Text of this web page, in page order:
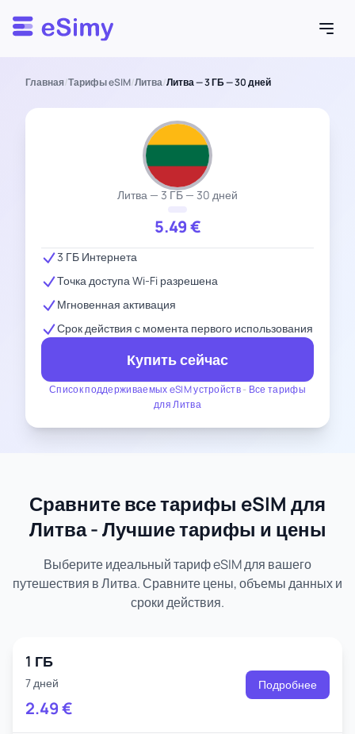
Esimy
Главная/Тарифы eSIM/Литва/Литва — 3 ГБ — 30 дней
Литва — 3 ГБ — 30 дней
5.49€
Список поддерживаемых eSIM устройств- Все тарифы
для Литва
3 ГБ Интернета
Точка доступа Wi-Fi разрешена
Мгновенная активация
Срок действия с момента первого использования
Купить сейчас
Сравните все тарифы eSIM для
Литва - Лучшие тарифы и цены
Выберите идеальный тариф eSIM для вашего
путешествия в Литва. Сравните цены, объемы данных и
сроки действия.
1 ГБ
7 дней
2.49€
Подробнее